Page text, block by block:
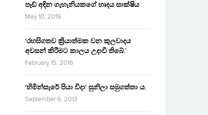
පෑඩ් අඳින ගැහැනියකගේ හෘදය සාක්ෂිය
May 10, 2019
‘රහසිගතව ක්‍රියාත්මක වන කුලවාදය
අවසන් කිරීමට කාලය උදාවී තිබේ.’
February 15, 2016
‘හිමින්සැරේ පියා විදා‘ සුනිලා සමුගත්තා ය.
September 9, 2013